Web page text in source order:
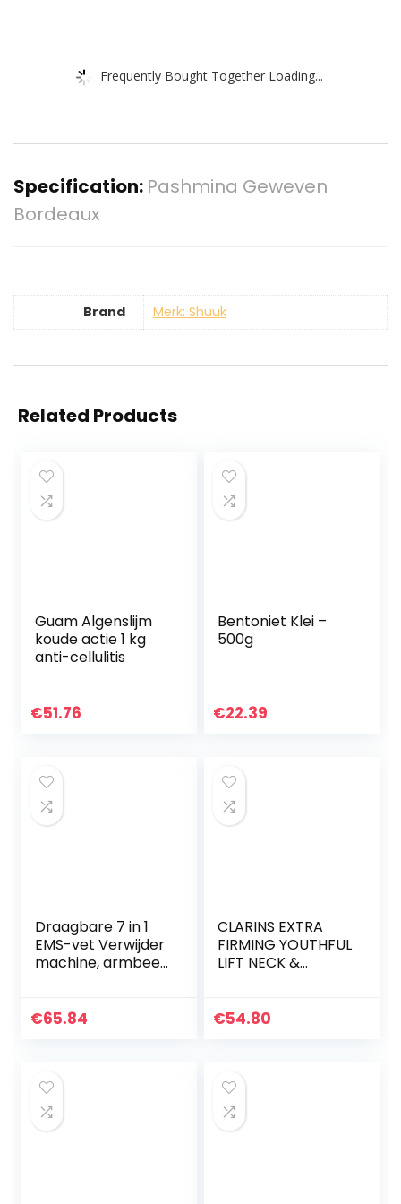
Frequently Bought Together Loading...
Specification: Pashmina Geweven
Bordeaux
Brand Merk: Shuuk
Related Products
Guam Algenslijm
koude actie 1 kg
anti-cellulitis
€51.76
Bentoniet Klei –
500g
€22.39
Draagbare 7 in 1
EMS-vet Verwijder
machine, armbeen
gewichtsverlies
€65.84
CLARINS EXTRA
FIRMING YOUTHFUL
LIFT NECK &
€54.80